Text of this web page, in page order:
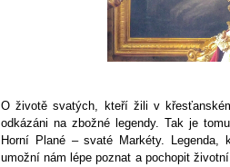
O životě svatých, kteří žili v
odkázáni na zbožné legendy. Tak je
Horní Plané – svaté Markéty.
umožní nám lépe poznat a pochopit